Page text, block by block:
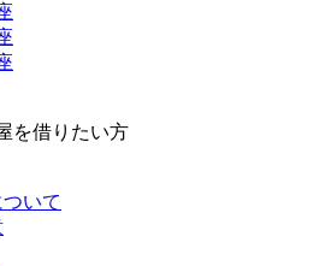
を借りたい方
いて